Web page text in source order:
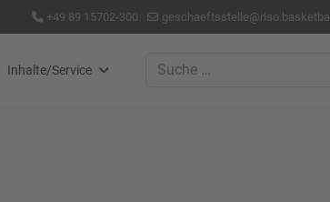
+49 89 15702-300 geschaeftsstelle@rlso.basketball
Inhalte/Service Suchen